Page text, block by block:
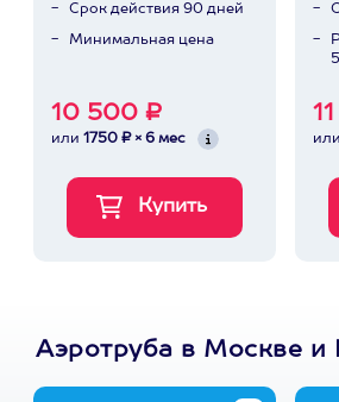
Срок действия 90 дней
Минимальная цена
10 500 ₽
или 1750 ₽ × 6 мес или
Аэротруба в Москве и